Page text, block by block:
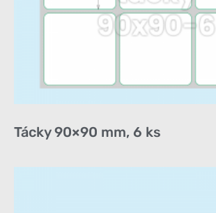
Tácky 90×90 mm, 6 ks